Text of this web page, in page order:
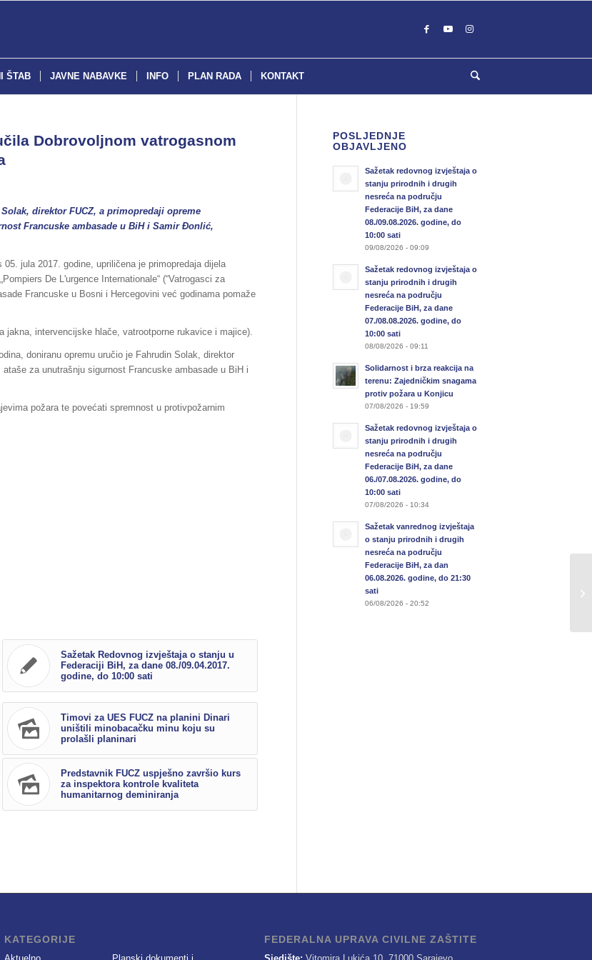
ŠTAB JAVNE NABAVKE INFO PLAN RADA KONTAKT
Dobrovoljnom vatrogasnom
direktor FUCZ, a primopredaji opreme
Francuske ambasade u BiH i Samir Đonlić,
jula 2017. godine, upriličena je primopredaja dijela
De L'urgence Internationale“ (“Vatrogasci za
Francuske u Bosni i Hercegovini već godinama pomaže
jakna, intervencijske hlače, vatrootporne rukavice i majice).
doniranu opremu uručio je Fahrudin Solak, direktor
za unutrašnju sigurnost Francuske ambasade u BiH i
požara te povećati spremnost u protivpožarnim
Sažetak Redovnog izvještaja o stanju u
Federaciji BiH, za dane 08./09.04.2017.
godine, do 10:00 sati
Timovi za UES FUCZ na planini Dinari
uništili minobacačku minu koju su
prolašli planinari
Predstavnik FUCZ uspješno završio kurs
za inspektora kontrole kvaliteta
humanitarnog deminiranja
POSLJEDNJE
OBJAVLJENO
Sažetak redovnog izvještaja o
stanju prirodnih i drugih
nesreća na području
Federacije BiH, za dane
08./09.08.2026. godine, do
10:00 sati
09/08/2026 - 09:09
Sažetak redovnog izvještaja o
stanju prirodnih i drugih
nesreća na području
Federacije BiH, za dane
07./08.08.2026. godine, do
10:00 sati
08/08/2026 - 09:11
Solidarnost i brza reakcija na
terenu: Zajedničkim snagama
protiv požara u Konjicu
07/08/2026 - 19:59
Sažetak redovnog izvještaja o
stanju prirodnih i drugih
nesreća na području
Federacije BiH, za dane
06./07.08.2026. godine, do
10:00 sati
07/08/2026 - 10:34
Sažetak vanrednog izvještaja
o stanju prirodnih i drugih
nesreća na području
Federacije BiH, za dan
06.08.2026. godine, do 21:30
sati
06/08/2026 - 20:52
KATEGORIJE FEDERALNA UPRAVA CIVILNE ZAŠTITE
u